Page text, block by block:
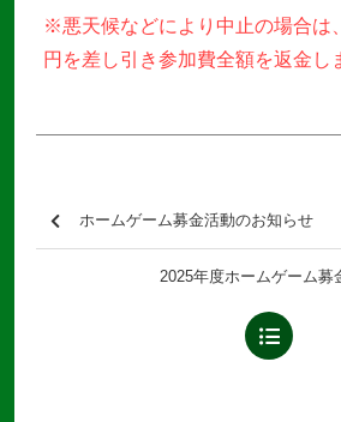
※悪天候などにより中止の場合は
円を差し引き参加費全額を返金し
ホームゲーム募金活動のお知らせ
2025年度ホームゲーム募